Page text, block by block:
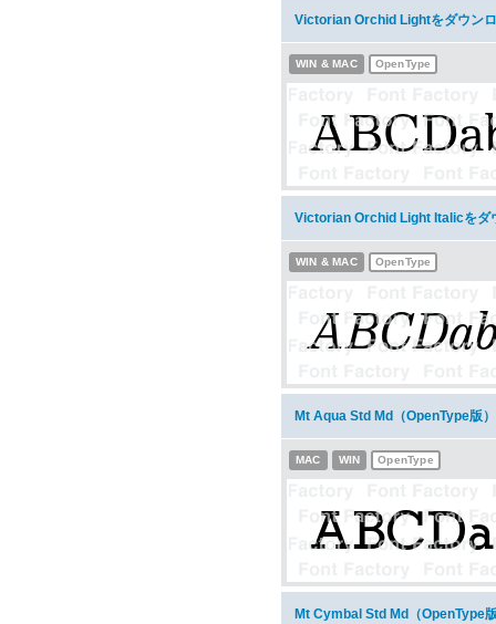
Victorian Orchid Lightをダウン
WIN & MAC OpenType
Victorian Orchid Light Italicをダ
WIN & MAC OpenType
Mt Aqua Std Md（OpenType版
MAC WIN OpenType
Mt Cymbal Std Md（OpenType